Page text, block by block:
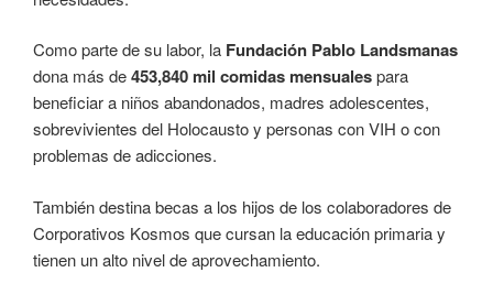
Como parte de su labor, la Fundación Pablo Landsmanas
dona más de453,840 mil comidas mensualespara
beneficiar a niños abandonados, madres adolescentes,
sobrevivientes del Holocausto y personas con VIH o con
problemas de adicciones.
También destina becas a los hijos de los colaboradores de
Corporativos Kosmos que cursan la educación primaria y
tienen un alto nivel de aprovechamiento.